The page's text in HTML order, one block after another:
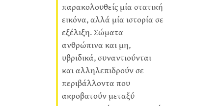
παρακολουθείς μία στατική
εικόνα, αλλά μία ιστορία σε
εξέλιξη. Σώματα
ανθρώπινα και μη,
υβριδικά, συναντιούνται
και αλληλεπιδρούν σε
περιβάλλοντα που
ακροβατούν μεταξύ